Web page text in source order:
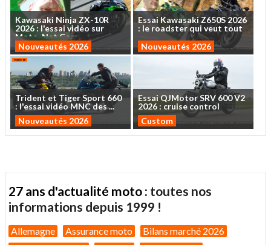
Kawasaki Ninja ZX-10R
2026: l'essaividéo sur
Moto-Net.Com
Nouveautés 2026
Essai KawasakiZ650S2026
: le roadsterqui veut tout
Nouveautés 2026
Trident et TigerSport 660
: l'essaividéoMNCdes...
Nouveautés 2026
EssaiQJMotorSRV 600V2
2026 : cruise control
Custom
27 ans d'actualité moto : toutes nos
informations depuis 1999 !
Allemagne Assurance moto
Bilans marché 2026